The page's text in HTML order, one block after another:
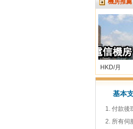
機房推薦
HKD/月
基本
付款後
所有伺